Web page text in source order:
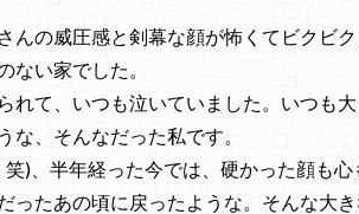
んの威圧感と剣幕な顔が怖くてビクビ
ない家でした。
れて、いつも泣いていました。いつも
な、そんなだった私です。
)、半年経った今では、硬かった顔も
ったあの頃に戻ったような。そんな大き